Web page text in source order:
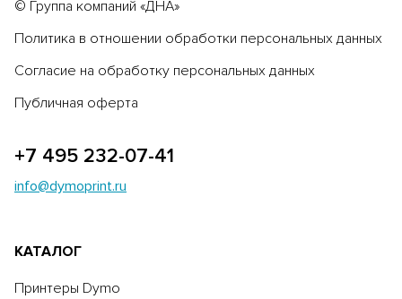
© Группа компаний «ДНА»
Политика в отношении обработки персональных данных
Согласие на обработку персональных данных
Публичная оферта
+7 495 232-07-41
info@dymoprint.ru
КАТАЛОГ
Принтеры Dymo